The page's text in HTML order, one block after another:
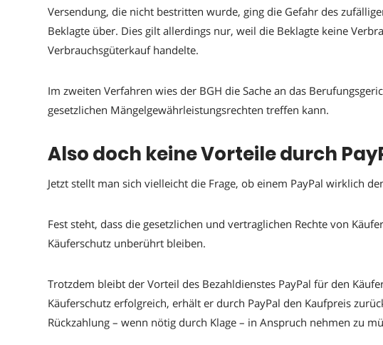
Versendung, die nicht bestritten wurde, ging die Gefahr des
Beklagte über. Dies gilt allerdings nur, weil die Beklagte keine
Verbrauchsgüterkauf handelte.
Im zweiten Verfahren wies der BGH die Sache an das
gesetzlichen Mängelgewährleistungsrechten treffen kann.
Also doch keine Vorteile durch
Jetzt stellt man sich vielleicht die Frage, ob einem PayPal wirklich
Fest steht, dass die gesetzlichen und vertraglichen Rechte von
Käuferschutz unberührt bleiben.
Trotzdem bleibt der Vorteil des Bezahldienstes PayPal für den
Käuferschutz erfolgreich, erhält er durch PayPal den Kaufpreis
Rückzahlung – wenn nötig durch Klage – in Anspruch nehmen zu